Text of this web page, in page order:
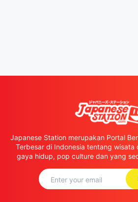
Japanese Station merupakan Portal
Terbesar di Indonesia tentang wisata
gaya hidup, pop culture dan yang